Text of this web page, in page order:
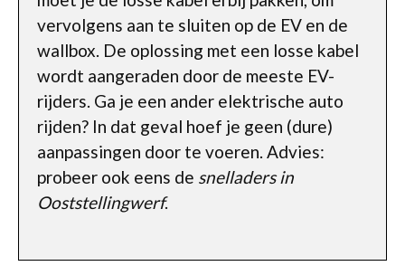
vervolgens aan te sluiten op de EV en de
wallbox. De oplossing met een losse kabel
wordt aangeraden door de meeste EV-
rijders. Ga je een ander elektrische auto
rijden? In dat geval hoef je geen (dure)
aanpassingen door te voeren. Advies:
probeer ook eens de snelladers in
Ooststellingwerf.